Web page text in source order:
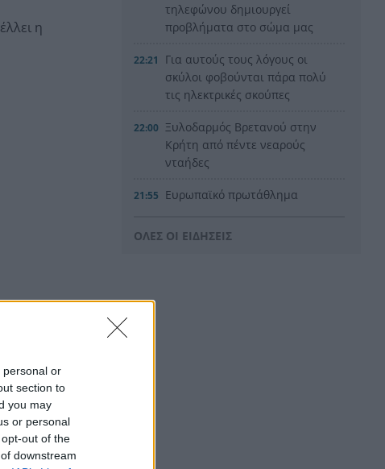
personal or
section to
you may
or personal
out of the
downstream
η
σε βάρος
τηλεφώνου δημιουργεί
προβλήματα στο σώμα μας
22:21
Για αυτούς τους λόγους οι
σκύλοι φοβούνται πάρα πολύ
τις ηλεκτρικές σκούπες
22:00 Ξυλοδαρμός Βρετανού στην
Κρήτη από πέντε νεαρούς
νταήδες
21:55 Ευρωπαϊκό πρωτάθλημα
Στεφανίδη, Ντρισμπιώτη,
ΟΛΕΣ ΟΙ ΕΙΔΗΣΕΙΣ